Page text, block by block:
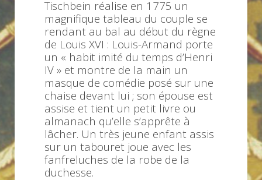
Tischbein réalise en 1775 un
magnifique tableau du couple se
rendant au bal au début du règne
de Louis XVI : Louis-Armand porte
un « habit imité du temps d’Henri
IV » et montre de la main un
masque de comédie posé sur une
chaise devant lui ; son épouse est
assise et tient un petit livre ou
almanach qu’elle s’apprête à
lâcher. Un très jeune enfant assis
sur un tabouret joue avec les
fanfreluches de la robe de la
duchesse.